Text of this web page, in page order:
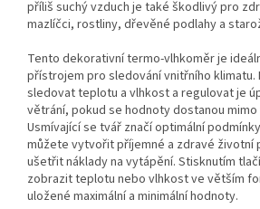
příliš suchý vzduch je také škodlivý pro
mazlíčci, rostliny, dřevěné podlahy a
Tento dekorativní termo-vlhkoměr je
přístrojem pro sledování vnitřního klimatu.
sledovat teplotu a vlhkost a regulovat je
větrání, pokud se hodnoty dostanou
Usmívající se tvář značí optimální
můžete vytvořit příjemné a zdravé životní
ušetřit náklady na vytápění. Stisknutím
zobrazit teplotu nebo vlhkost ve větším
uložené maximální a minimální hodnoty.